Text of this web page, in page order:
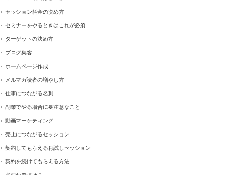
セッション料金の決め方
セミナーをやるときはこれが必須
ターゲットの決め方
ブログ集客
ホームページ作成
メルマガ読者の増やし方
仕事につながる名刺
副業でやる場合に要注意なこと
動画マーケティング
売上につながるセッション
契約してもらえるお試しセッション
契約を続けてもらえる方法